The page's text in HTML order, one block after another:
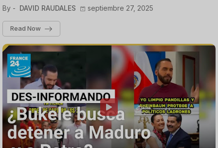
By - DAVID RAUDALES septiembre 27, 2025
Read Now